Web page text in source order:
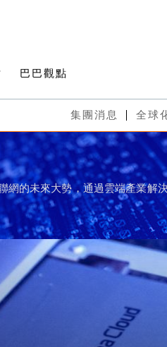
巴巴觀點
集團消息 全球
網的未來大勢，通過雲端產業解